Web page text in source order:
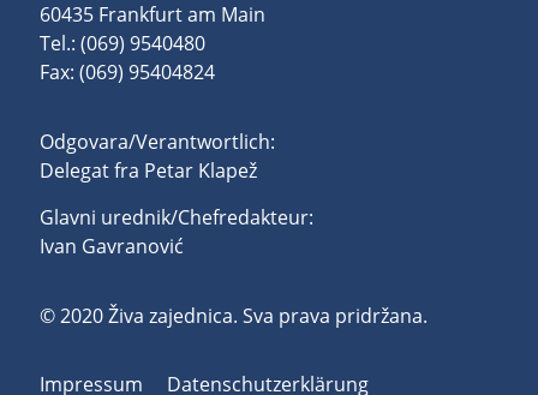
60435 Frankfurt am Main
Tel.: (069) 9540480
Fax: (069) 95404824
Odgovara/Verantwortlich:
Delegat fra Petar Klapež
Glavni urednik/Chefredakteur:
Ivan Gavranović
© 2020 Živa zajednica. Sva prava pridržana.
Impressum
Datenschutzerklärung